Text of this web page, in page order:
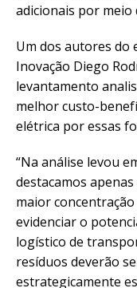
adicionais por meio
Um dos autores do
Inovação Diego
levantamento
melhor custo-
elétrica por essas
“Na análise levou
destacamos
maior
evidenciar o
logístico de
resíduos deverão
estrategicamente